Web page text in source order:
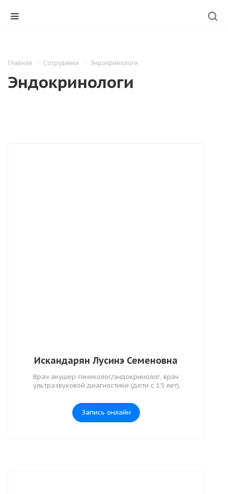
Главная Сотрудники Эндокринологи
Эндокринологи
Искандарян Лусинэ Семеновна
Врач акушер-гинеколог/эндокринолог, врач
ультразвуковой диагностики (дети с 15 лет)
Запись онлайн